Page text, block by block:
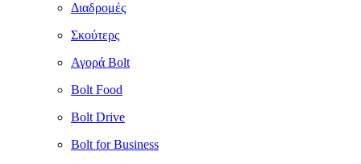
Διαδρομές
Σκούτερς
Αγορά Bolt
Bolt Food
Bolt Drive
Bolt for Business